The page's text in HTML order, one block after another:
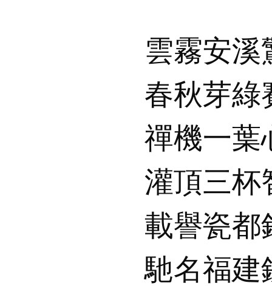
雲霧安溪
春秋芽綠
禪機一葉
灌頂三杯
載譽瓷都
馳名福建